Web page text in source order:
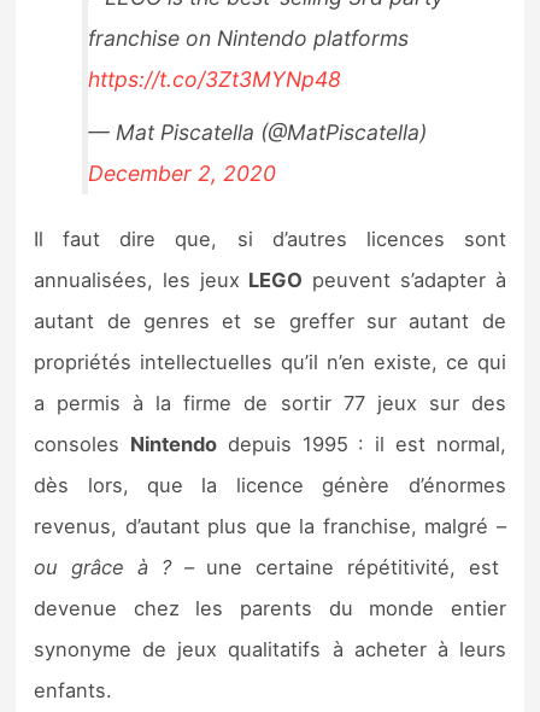
franchise on Nintendo platforms
https://t.co/3Zt3MYNp48
— Mat Piscatella (@MatPiscatella)
December 2, 2020
Il faut dire que, si d’autres licences sont
annualisées, les jeux LEGO peuvent s’adapter à
autant de genres et se greffer sur autant de
propriétés intellectuelles qu’il n’en existe, ce qui
a permis à la firme de sortir 77 jeux sur des
consoles Nintendo depuis 1995 : il est normal,
dès lors, que la licence génère d’énormes
revenus, d’autant plus que la franchise, malgré –
ou grâce à ?– une certaine répétitivité, est
devenue chez les parents du monde entier
synonyme de jeux qualitatifs à acheter à leurs
enfants.